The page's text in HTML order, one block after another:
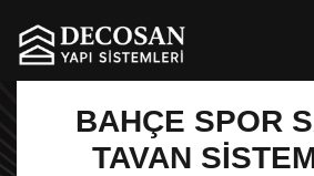
BAHÇE SPOR
TAVAN